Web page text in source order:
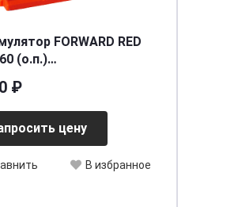
FORWARD RED
(о.п.)
₽
цену
В избранное